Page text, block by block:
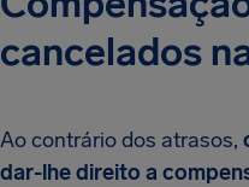
cancelados
Ao contrário dos atrasos,
dar-lhe direito a